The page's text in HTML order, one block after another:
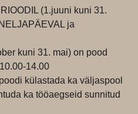
(1.juuni kuni 31.
ja
kuni 31. mai) on pood
14.00
külastada ka väljaspool
ka tööaegseid sunnitud